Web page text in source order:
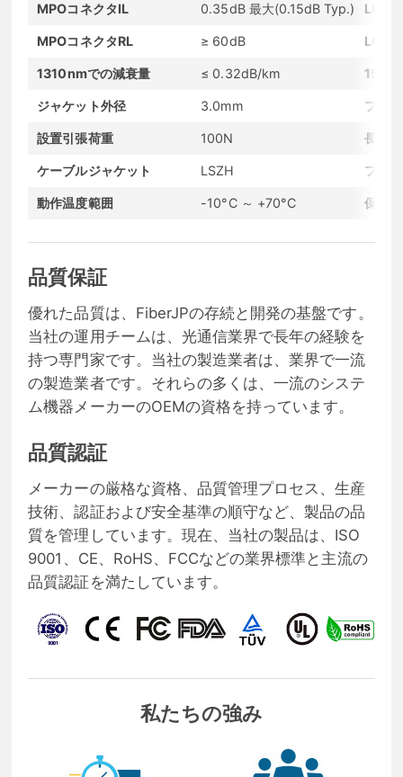
MPOコネクタIL 0.35dB 最大(0.15dB Typ.) LCコ
MPOコネクタRL ≥ 60dB LCコ
1310nmでの減衰量 ≤ 0.32dB/km
ジャケット外径 3.0mm ファ
設置引張荷重 100N 長期
ケーブルジャケット LSZH ファ
動作温度範囲 -10°C ～ +70°C 保存
品質保証
優れた品質は、FiberJPの存続と開発の基盤です。
当社の運用チームは、光通信業界で長年の経験を
持つ専門家です。当社の製造業者は、業界で一流
の製造業者です。それらの多くは、一流のシステ
ム機器メーカーのOEMの資格を持っています。
品質認証
メーカーの厳格な資格、品質管理プロセス、生産
技術、認証および安全基準の順守など、製品の品
質を管理しています。現在、当社の製品は、ISO
9001、CE、RoHS、FCCなどの業界標準と主流の
品質認証を満たしています。
私たちの強み